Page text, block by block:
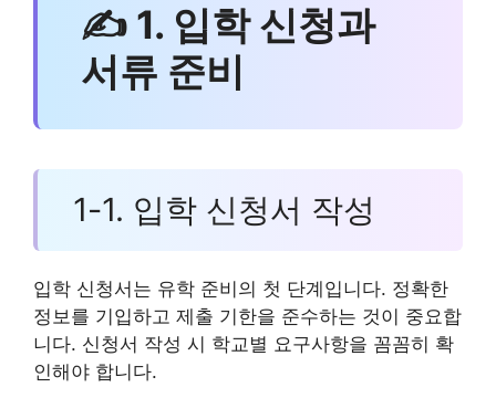
✍ 1. 입학 신청과
서류 준비
1-1. 입학 신청서 작성
입학 신청서는 유학 준비의 첫 단계입니다. 정확한
정보를 기입하고 제출 기한을 준수하는 것이 중요합
니다. 신청서 작성 시 학교별 요구사항을 꼼꼼히 확
인해야 합니다.